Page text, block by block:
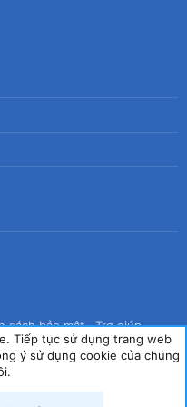
sách bảo mật
Trợ giúp
Tiếp tục sử dụng trang web
ý sử dụng cookie của chúng